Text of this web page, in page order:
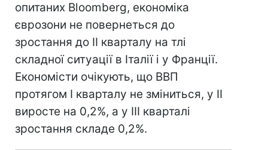
опитаних Bloomberg, економіка
єврозони не повернеться до
зростання до II кварталу на тлі
складної ситуації в Італії і у Франції.
Економісти очікують, що ВВП
протягом I кварталу не зміниться, у II
виросте на 0,2%, а у III кварталі
зростання складе 0,2%.